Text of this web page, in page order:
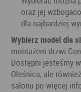
oraz jej
dla najbardziej
Wybierz model dla
montażem drzwi
Dostępni jesteśmy
Oleśnica, ale
salonu po więcej